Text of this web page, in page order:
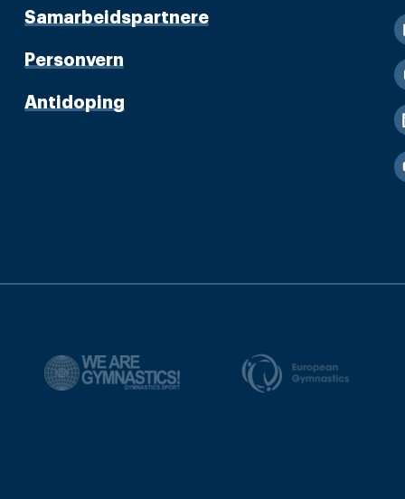
Samarbeidspartnere
Personvern
Antidoping